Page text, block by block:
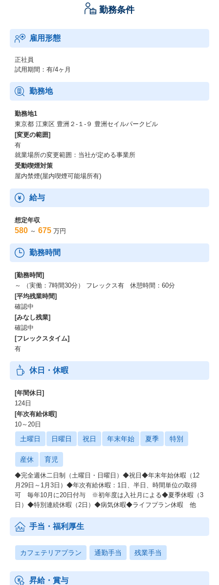
勤務条件
雇用形態
正社員
試用期間：有/4ヶ月
勤務地
勤務地1
東京都 江東区 豊洲２-１-９ 豊洲セイルパークビル
[変更の範囲]
有
就業場所の変更範囲：当社が定める事業所
受動喫煙対策
屋内禁煙(屋内喫煙可能場所有)
給与
想定年収
580 ～ 675 万円
勤務時間
[勤務時間]
～ （実働：7時間30分） フレックス有 休憩時間：60分
[平均残業時間]
確認中
[みなし残業]
確認中
[フレックスタイム]
有
休日・休暇
[年間休日]
124日
[年次有給休暇]
10～20日
土曜日 日曜日 祝日 年末年始 夏季 特別
産休 育児
◆完全週休二日制（土曜日・日曜日）◆祝日◆年末年始休暇（12
月29日～1月3日）◆年次有給休暇：1日、半日、時間単位の取得
可 毎年10月に20日付与 ※初年度は入社月による◆夏季休暇（3
日）◆特別連続休暇（2日）◆病気休暇◆ライフプラン休暇 他
手当・福利厚生
カフェテリアプラン 通勤手当 残業手当
昇給・賞与